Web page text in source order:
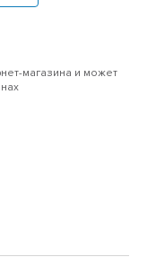
магазина и может